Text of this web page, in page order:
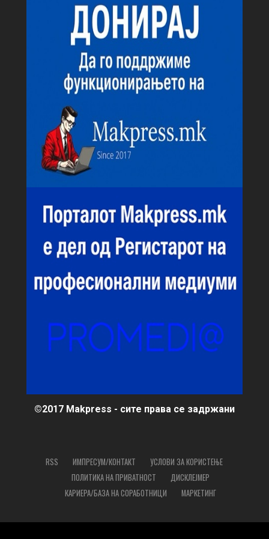
©2017 Makpress - сите права се задржани
RSS ИМПРЕСУМ/КОНТАКТ
УСЛОВИ ЗА КОРИСТЕЊЕ
ПОЛИТИКА НА ПРИВАТНОСТ
ДИСКЛЕЈМЕР
КАРИЕРА/БАЗА НА СОРАБОТНИЦИ
МАРКЕТИНГ